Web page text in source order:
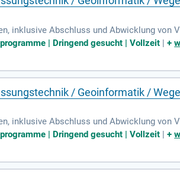
inklusive Abschluss und Abwicklung von
Ersatzmaßnahmen mit
| Dringend gesucht | Vollzeit |+
/ Geoinformatik /
inklusive Abschluss und Abwicklung von
Ersatzmaßnahmen mit
| Dringend gesucht | Vollzeit |+